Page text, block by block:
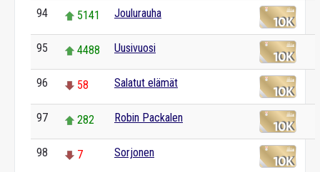
94 5141 Joulurauha
95 4488 Uusivuosi
96 58 Salatut elämät
97 282 Robin Packalen
98 7 Sorjonen